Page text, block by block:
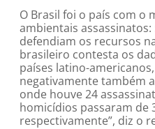
O Brasil foi o país com o
ambientais assassinatos:
defendiam os recursos
brasileiro contesta os
países latino-
negativamente também
onde houve 24
homicídios passaram de
respectivamente”, diz o